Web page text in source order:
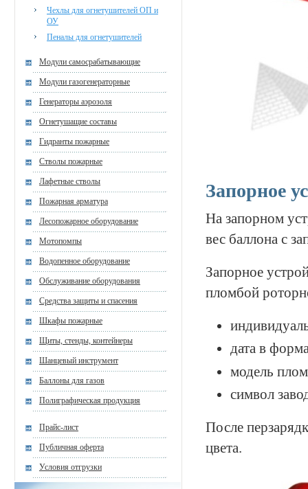
Чехлы для огнетушителей ОП и
ОУ
Пеналы для огнетушителей
Модули самосрабатывающие
Модули газогенераторные
Генераторы аэрозоля
Огнетушащие составы
Гидранты пожарные
Стволы пожарные
Лафетные стволы
Пожарная арматура
Лесопожарное оборудование
Мотопомпы
Водопенное оборудование
Обслуживание оборудования
Средства защиты и спасения
Шкафы пожарные
Щиты, стенды, контейнеры
Шанцевый инструмент
Баллоны для газов
Полиграфическая продукция
Прайс-лист
Публичная оферта
Условия отгрузки
Запорное
На запорном
вес баллона с
Запорное
пломбой
дата в
модель
символ
После
цвета.